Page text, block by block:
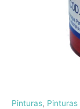
Pinturas,